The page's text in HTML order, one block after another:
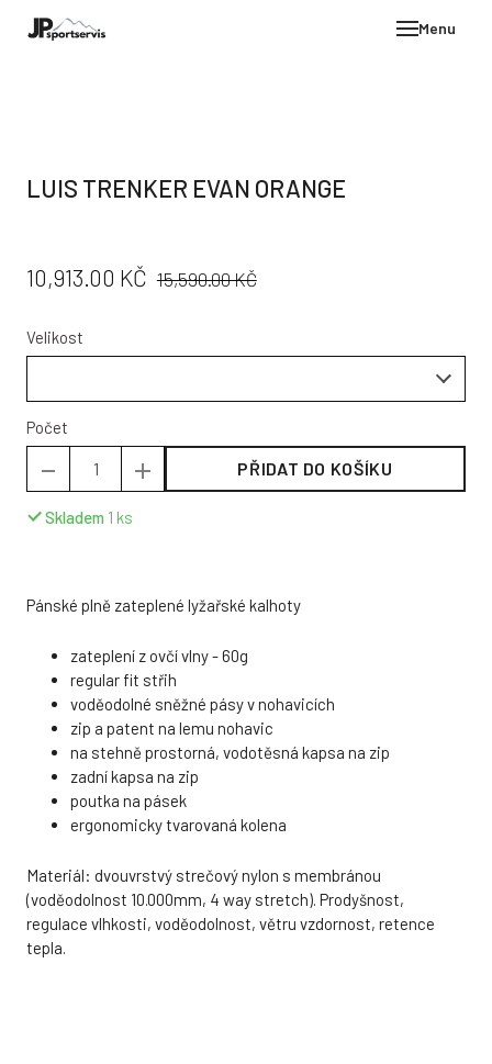
Menu
LUIS TRENKER EVAN ORANGE
CENA:
10,913.00 KČ PŮVODNÍ
15,590.00 KČ
Velikost
Počet
PŘIDAT DO KOŠÍKU
Skladem 1 ks
Pánské plně zateplené lyžařské kalhoty
zateplení z ovčí vlny - 60g
regular fit střih
voděodolné sněžné pásy v nohavicích
zip a patent na lemu nohavic
na stehně prostorná, vodotěsná kapsa na zip
zadní kapsa na zip
poutka na pásek
ergonomicky tvarovaná kolena
Materiál: dvouvrstvý strečový nylon s membránou
(voděodolnost 10.000mm, 4 way stretch). Prodyšnost,
regulace vlhkosti, voděodolnost, větru vzdornost, retence
tepla.